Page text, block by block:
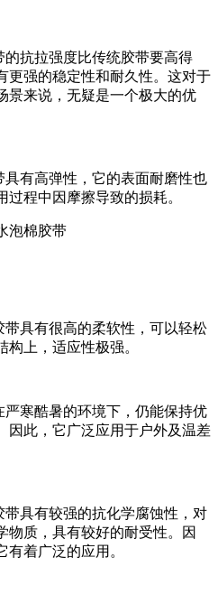
抗拉强度比传统胶带要高得
更强的稳定性和耐久性。这对于
景来说，无疑是一个极大的优
有高弹性，它的表面耐磨性也
程中因摩擦导致的损耗。
具有很高的柔软性，可以轻松
上，适应性极强。
寒酷暑的环境下，仍能保持优
因此，它广泛应用于户外及温差
具有较强的抗化学腐蚀性，对
物质，具有较好的耐受性。因
着广泛的应用。